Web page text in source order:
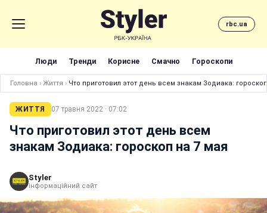
rbc.ua
Люди Тренди Корисне Смачно Гороскопи
Головна › Життя › Что приготовил этот день всем знакам Зодиака:
ЖИТТЯ 07 травня 2022 · 07:02
Что приготовил этот день всем
знакам Зодиака: гороскоп на 7 мая
Styler
інформаційний сайт